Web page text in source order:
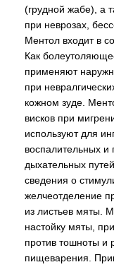
(грудной жабе), а
при неврозах,
Ментол входит в
Как
применяют
при
кожном зуде.
висков при
используют для
воспалительных и
дыхательных
сведения о
желчеотделение
из листьев мяты.
настойку мяты,
против тошноты и
пищеварения.